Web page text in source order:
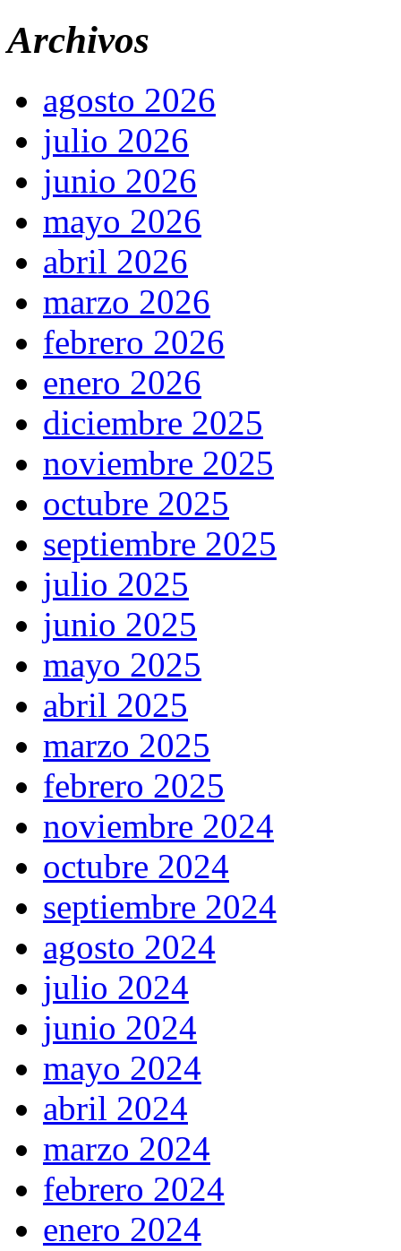
Archivos
agosto 2026
julio 2026
junio 2026
mayo 2026
abril 2026
marzo 2026
febrero 2026
enero 2026
diciembre 2025
noviembre 2025
octubre 2025
septiembre 2025
julio 2025
junio 2025
mayo 2025
abril 2025
marzo 2025
febrero 2025
noviembre 2024
octubre 2024
septiembre 2024
agosto 2024
julio 2024
junio 2024
mayo 2024
abril 2024
marzo 2024
febrero 2024
enero 2024